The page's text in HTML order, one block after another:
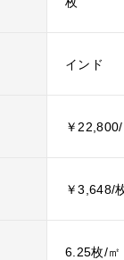
インド
￥22,800/
￥3,648/
6.25枚/㎡